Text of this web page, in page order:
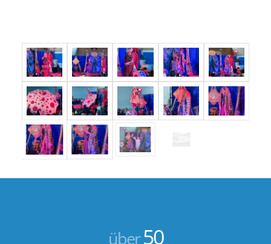
über50